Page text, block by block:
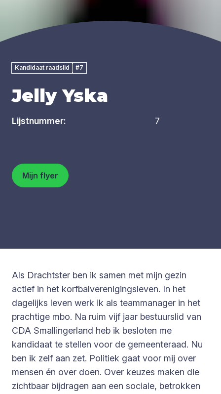
Kandidaat raadslid #7
Jelly Yska
Lijstnummer: 7
Mijn flyer
Als Drachtster ben ik samen met mijn gezin
actief in het korfbalverenigingsleven. In het
dagelijks leven werk ik als teammanager in het
prachtige mbo. Na ruim vijf jaar bestuurslid van
CDA Smallingerland heb ik besloten me
kandidaat te stellen voor de gemeenteraad. Nu
ben ik zelf aan zet. Politiek gaat voor mij over
mensen én over doen. Over keuzes maken die
zichtbaar bijdragen aan een sociale, betrokken